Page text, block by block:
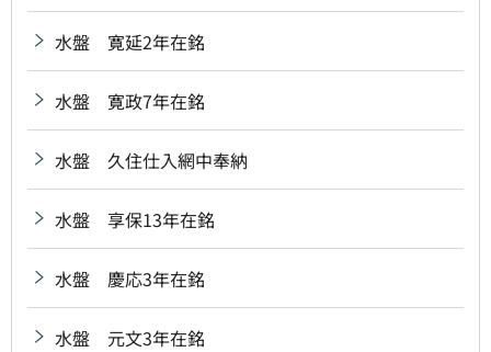
水盤 寛延2年在銘
水盤 寛政7年在銘
水盤 久住仕入網中奉納
水盤 享保13年在銘
水盤 慶応3年在銘
水盤 元文3年在銘